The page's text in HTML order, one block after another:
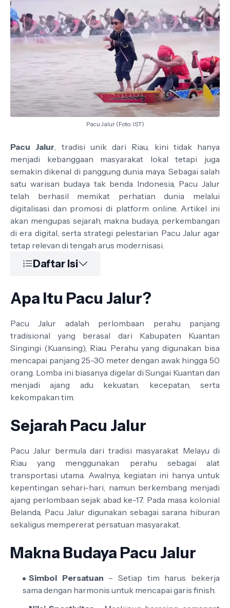
Pacu Jalur (Foto: IST)
Pacu Jalur, tradisi unik dari Riau, kini tidak hanya
menjadi kebanggaan masyarakat lokal tetapi juga
semakin dikenal di panggung dunia maya. Sebagai salah
satu warisan budaya tak benda Indonesia, Pacu Jalur
telah berhasil memikat perhatian dunia melalui
digitalisasi dan promosi di platform online. Artikel ini
akan mengupas sejarah, makna budaya, perkembangan
di era digital, serta strategi pelestarian Pacu Jalur agar
tetap relevan di tengah arus modernisasi.
Daftar Isi
Apa Itu Pacu Jalur?
Pacu Jalur adalah perlombaan perahu panjang
tradisional yang berasal dari Kabupaten Kuantan
Singingi (Kuansing), Riau. Perahu yang digunakan bisa
mencapai panjang 25-30 meter dengan awak hingga 50
orang. Lomba ini biasanya digelar di Sungai Kuantan dan
menjadi ajang adu kekuatan, kecepatan, serta
kekompakan tim.
Sejarah Pacu Jalur
Pacu Jalur bermula dari tradisi masyarakat Melayu di
Riau yang menggunakan perahu sebagai alat
transportasi utama. Awalnya, kegiatan ini hanya untuk
kepentingan sehari-hari, namun berkembang menjadi
ajang perlombaan sejak abad ke-17. Pada masa kolonial
Belanda, Pacu Jalur digunakan sebagai sarana hiburan
sekaligus mempererat persatuan masyarakat.
Makna Budaya Pacu Jalur
Simbol Persatuan – Setiap tim harus bekerja
sama dengan harmonis untuk mencapai garis finish.